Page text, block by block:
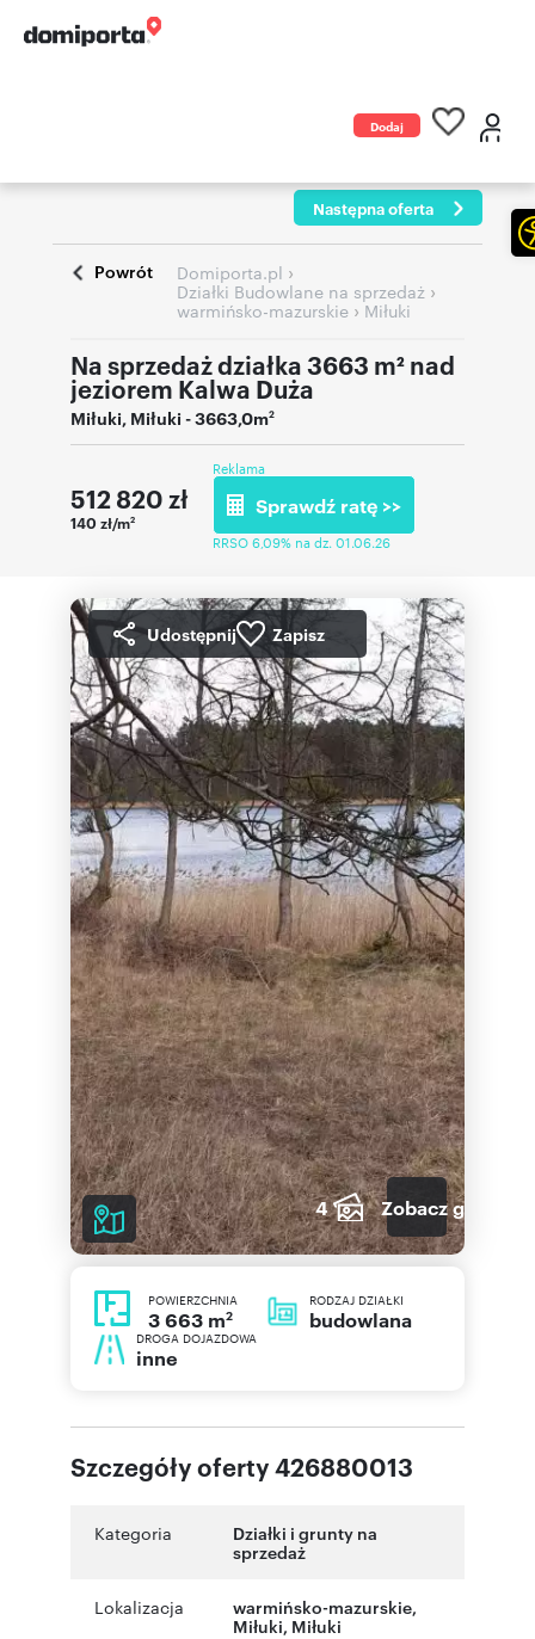
Dodaj
Następna oferta
Powrót Domiporta.pl ›
Działki Budowlane na sprzedaż ›
warmińsko-mazurskie ›Miłuki
Na sprzedaż działka 3663 m² nad
jeziorem Kalwa Duża
Miłuki, Miłuki - 3663,0m2
512 820 zł
140 zł/m2
Reklama
Sprawdź ratę >>
RRSO 6,09% na dz. 01.06.26
Udostępnij Zapisz
4 Zobacz galerię
POWIERZCHNIA
3 663 m2
RODZAJ DZIAŁKI
budowlana
DROGA DOJAZDOWA
inne
Szczegóły oferty 426880013
Kategoria
Działki i grunty na
sprzedaż
Lokalizacja warmińsko-mazurskie,
Miłuki, Miłuki